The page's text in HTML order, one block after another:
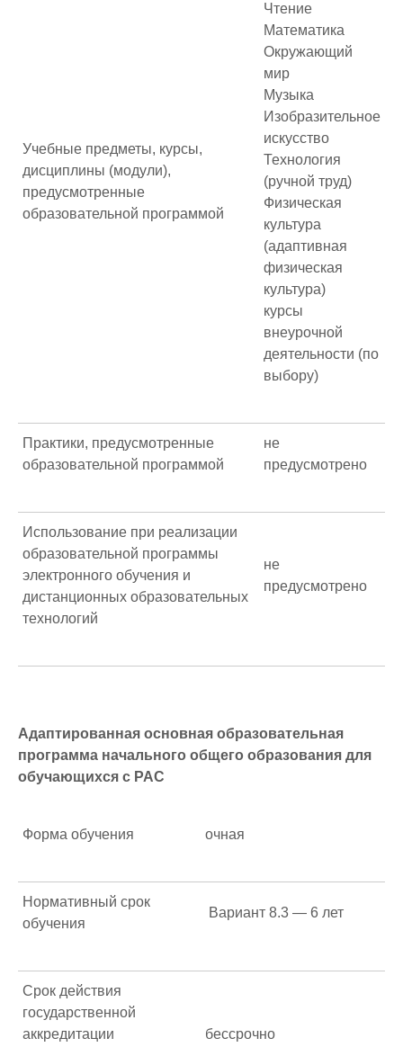
Учебные предметы, курсы,
дисциплины (модули),
предусмотренные
образовательной программой
Чтение
Математика
Окружающий
мир
Музыка
Изобразительное
искусство
Технология
(ручной труд)
Физическая
культура
(адаптивная
физическая
культура)
курсы
внеурочной
деятельности (по
выбору)
Практики, предусмотренные
образовательной программой
не
предусмотрено
Использование при реализации
образовательной программы
электронного обучения и
дистанционных образовательных
технологий
не
предусмотрено
Адаптированная основная образовательная
программа начального общего образования для
обучающихся с РАС
Форма обучения очная
Нормативный срок
обучения
Вариант 8.3 — 6 лет
Срок действия
государственной
аккредитации
бессрочно